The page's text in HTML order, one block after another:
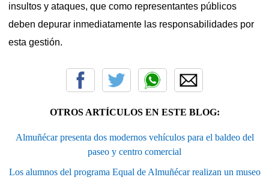
insultos y ataques, que como representantes públicos
deben depurar inmediatamente las responsabilidades por
esta gestión.
OTROS ARTÍCULOS EN ESTE BLOG:
Almuñécar presenta dos modernos vehículos para el baldeo del
paseo y centro comercial
Los alumnos del programa Equal de Almuñécar realizan un museo